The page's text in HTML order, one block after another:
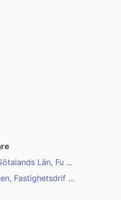
Län, Fu ...
Fastighetsdrif ...